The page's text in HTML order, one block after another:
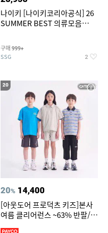
나이키 [나이키코리아공식] 26
SUMMER BEST 의류모음
구매 999+
SSG 2
20
20% 14,400
[아웃도어 프로덕츠 키즈]본사
여름 클리어런스 ~63% 반팔/반